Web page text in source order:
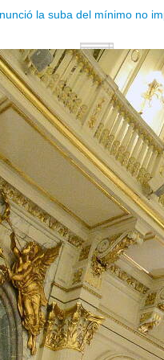
la suba del mínimo no